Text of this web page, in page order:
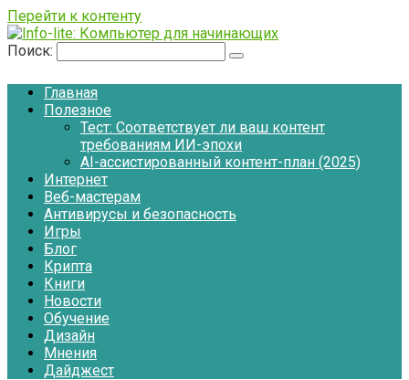
Перейти к контенту
Поиск:
Главная
Полезное
Тест: Соответствует ли ваш контент
требованиям ИИ-эпохи
AI-ассистированный контент-план (2025)
Интернет
Веб-мастерам
Антивирусы и безопасность
Игры
Блог
Крипта
Книги
Новости
Обучение
Дизайн
Мнения
Дайджест